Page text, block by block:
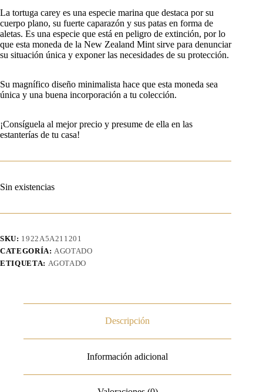
La tortuga carey es una especie marina que destaca por su
cuerpo plano, su fuerte caparazón y sus patas en forma de
aletas. Es una especie que está en peligro de extinción, por lo
que esta moneda de la New Zealand Mint sirve para denunciar
su situación única y exponer las necesidades de su protección.
Su magnífico diseño minimalista hace que esta moneda sea
única y una buena incorporación a tu colección.
¡Consíguela al mejor precio y presume de ella en las
estanterías de tu casa!
Sin existencias
SKU: 1922A5A211201
CATEGORÍA: AGOTADO
ETIQUETA: AGOTADO
Descripción
Información adicional